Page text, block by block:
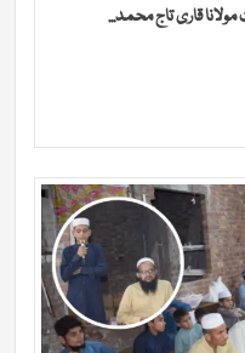
قاری تاج محمد...